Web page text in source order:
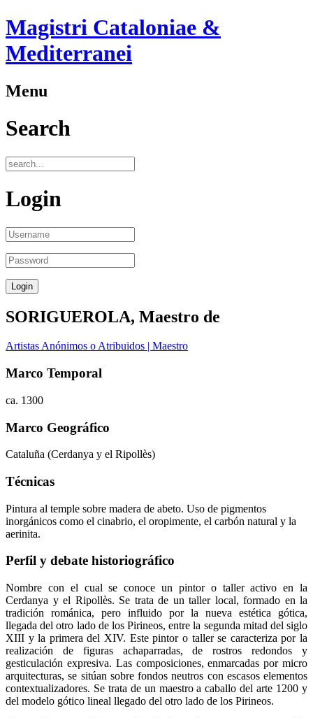
Magistri Cataloniae &
Mediterranei
Menu
Search
Login
SORIGUEROLA, Maestro de
Artistas Anónimos o Atribuidos | Maestro
Marco Temporal
ca. 1300
Marco Geográfico
Cataluña (Cerdanya y el Ripollès)
Técnicas
Pintura al temple sobre madera de abeto. Uso de pigmentos
inorgánicos como el cinabrio, el oropimente, el carbón natural y la
aerinita.
Perfil y debate historiográfico
Nombre con el cual se conoce un pintor o taller activo en la
Cerdanya y el Ripollès. Se trata de un taller local, formado en la
tradición románica, pero influido por la nueva estética gótica,
llegada del otro lado de los Pirineos, entre la segunda mitad del siglo
XIII y la primera del XIV. Este pintor o taller se caracteriza por la
realización de figuras achaparradas, de rostros redondos y
gesticulación expresiva. Las composiciones, enmarcadas por micro
arquitecturas, se sitúan sobre fondos neutros con escasos elementos
contextualizadores. Se trata de un maestro a caballo del arte 1200 y
del modelo gótico lineal llegado del otro lado de los Pirineos.